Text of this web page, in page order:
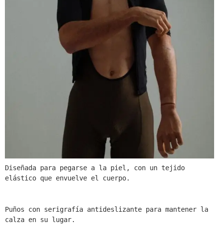
Diseñada para pegarse a la piel, con un tejido
elástico que envuelve el cuerpo.
Puños con serigrafía antideslizante para mantener la
calza en su lugar.